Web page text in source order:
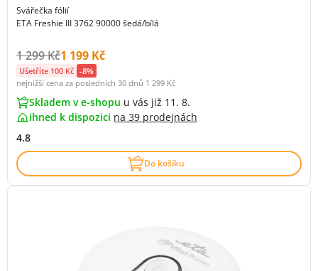
Svářečka fólií
ETA Freshie III 3762 90000 šedá/bílá
Původní cena s DPH:
1 299 KčCena s DPH:
1 199 Kč
Ušetříte 100 Kč -8%
nejnižší cena za posledních 30 dnů 1 299 Kč
Skladem v e-shopu u vás již 11. 8.
ihned k dispozici na 39 prodejnách
4.8
Do košíku